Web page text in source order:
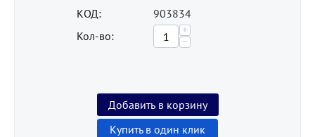
КОД:
903834
Кол-во:
+
−
Добавить в корзину
Купить в один клик